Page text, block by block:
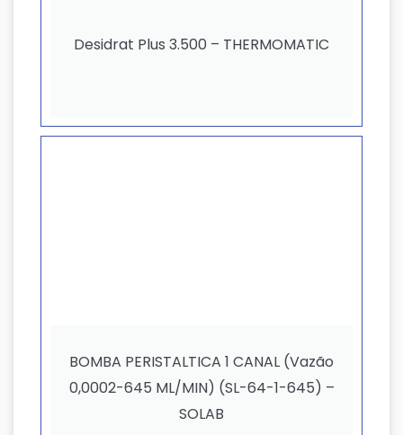
Desidrat Plus 3.500 – THERMOMATIC
BOMBA PERISTALTICA 1 CANAL (Vazão
0,0002-645 ML/MIN) (SL-64-1-645) –
SOLAB